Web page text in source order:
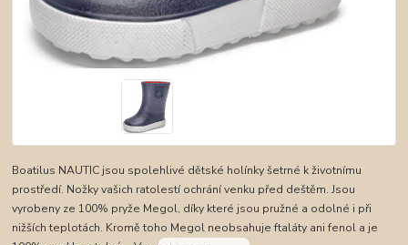
Boatilus NAUTIC jsou spolehlivé dětské holínky šetrné k životnímu
prostředí. Nožky vašich ratolestí ochrání venku před deštěm. Jsou
vyrobeny ze 100% pryže Megol, díky které jsou pružné a odolné i při
nižších teplotách. Kromě toho Megol neobsahuje ftaláty ani fenol a je